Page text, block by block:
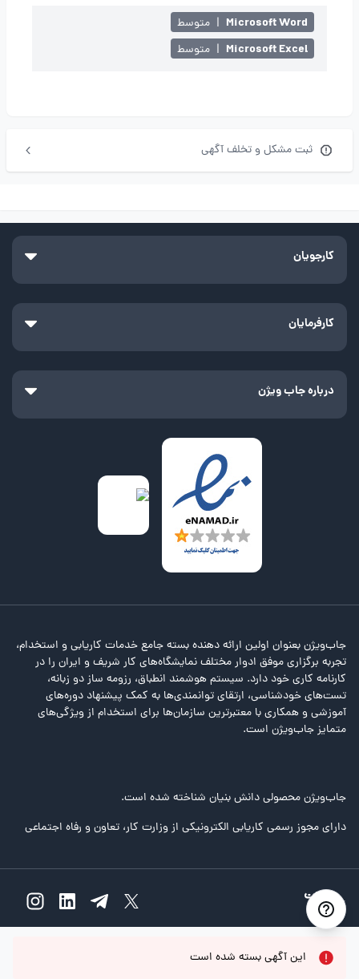
Microsoft Word
| متوسط
Microsoft Excel
| متوسط
ثبت مشکل و تخلف آگهی
این آگهی بسته شده است
کارجویان
کارفرمایان
درباره جاب ویژن
جاب‌ویژن بعنوان اولین ارائه دهنده بسته جامع خدمات کاریابی و استخدام،
تجربه برگزاری موفق ادوار مختلف نمایشگاه‌های کار شریف و ایران را در
کارنامه کاری خود دارد. سیستم هوشمند انطباق، رزومه ساز دو زبانه،
تست‌های خودشناسی، ارتقای توانمندی‌ها به کمک پیشنهاد دوره‌های
آموزشی و همکاری با معتبرترین سازمان‌ها برای استخدام از ویژگی‌های
متمایز جاب‌ویژن است.
جاب‌ویژن محصولی دانش بنیان شناخته شده است.
دارای مجوز رسمی کاریابی الکترونیکی از وزارت کار، تعاون و رفاه اجتماعی